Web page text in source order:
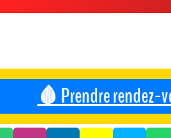
🩸 Prendre rendez-